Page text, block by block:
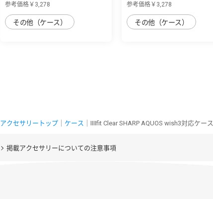
参考価格￥3,278
その他（ケース）
参考価格￥3,278
その他（ケース）
アクセサリートップ ケース ｜IIIIfit Clear SHARP AQUOS wish3対応ケース
掲載アクセサリーについての注意事項